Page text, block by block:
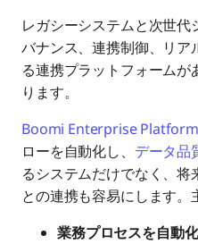
レガシーシステムと次世
バナンス、連携制御、リア
る連携プラットフォーム
ります。
Boomi Enterprise Platform
ローを自動化し、 データ品
るシステムだけでなく、
との連携も容易にします。
業務プロセスを自動化